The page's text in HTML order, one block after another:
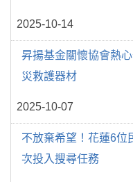
2025-10-14
昇揚基金關懷協會熱
災救護器材
2025-10-07
不放棄希望！花蓮6位
次投入搜尋任務